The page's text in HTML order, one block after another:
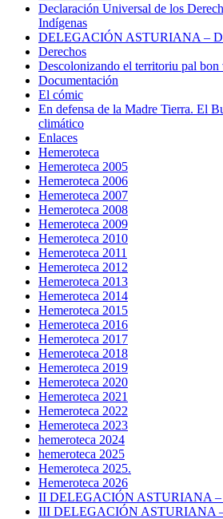
Declaración Universal de los
Indígenas
DELEGACIÓN ASTURIANA –
Derechos
Descolonizando el territoriu pal
Documentación
El cómic
En defensa de la Madre Tierra. El
climático
Enlaces
Hemeroteca
Hemeroteca 2005
Hemeroteca 2006
Hemeroteca 2007
Hemeroteca 2008
Hemeroteca 2009
Hemeroteca 2010
Hemeroteca 2011
Hemeroteca 2012
Hemeroteca 2013
Hemeroteca 2014
Hemeroteca 2015
Hemeroteca 2016
Hemeroteca 2017
Hemeroteca 2018
Hemeroteca 2019
Hemeroteca 2020
Hemeroteca 2021
Hemeroteca 2022
Hemeroteca 2023
hemeroteca 2024
hemeroteca 2025
Hemeroteca 2025.
Hemeroteca 2026
II DELEGACIÓN ASTURIANA
III DELEGACIÓN ASTURIANA